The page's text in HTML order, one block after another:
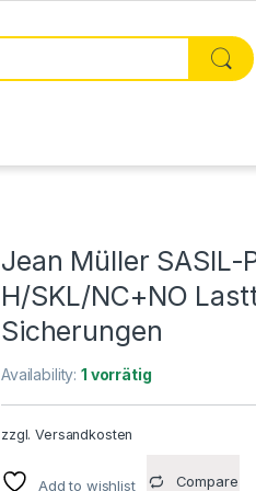
Jean Müller SASIL-
H/SKL/NC+NO
Sicherungen
Availability:1 vorrätig
zzgl.Versandkosten
Add to wishlist Compare